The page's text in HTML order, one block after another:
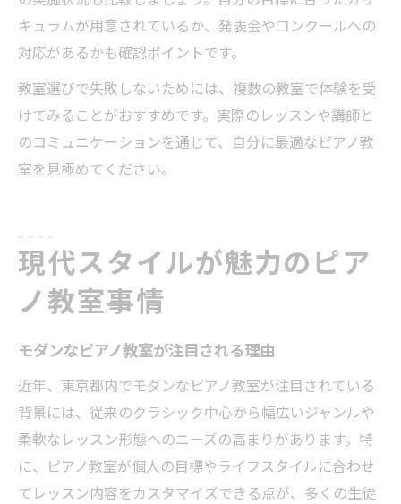
キュラムが用意されているか、発表会やコンクールへの
対応があるかも確認ポイントです。
教室選びで失敗しないためには、複数の教室で体験を受
けてみることがおすすめです。実際のレッスンや講師と
のコミュニケーションを通じて、自分に最適なピアノ教
室を見極めてください。
現代スタイルが魅力のピア
ノ教室事情
モダンなピアノ教室が注目される理由
近年、東京都内でモダンなピアノ教室が注目されている
背景には、従来のクラシック中心から幅広いジャンルや
柔軟なレッスン形態へのニーズの高まりがあります。特
に、ピアノ教室が個人の目標やライフスタイルに合わせ
てレッスン内容をカスタマイズできる点が、多くの生徒